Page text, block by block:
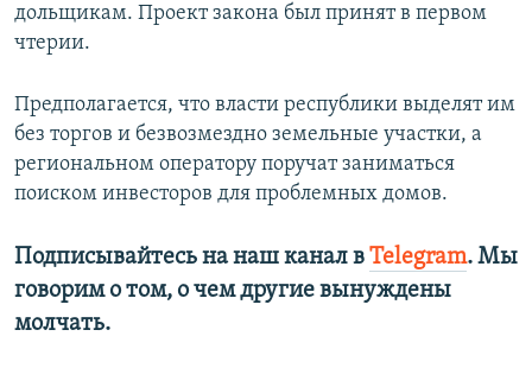
дольщикам. Проект закона был принят в первом
чтерии.
Предполагается, что власти республики выделят им
без торгов и безвозмездно земельные участки, а
региональном оператору поручат заниматься
поиском инвесторов для проблемных домов.
Подписывайтесь на наш канал в Telegram. Мы
говорим о том, о чем другие вынуждены
молчать.